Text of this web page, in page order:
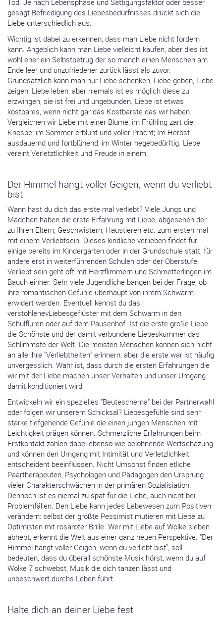
Tod. Je nach Lebensphase und Sättigungsfaktor oder besser
gesagt Befriedigung des Liebesbedürfnisses drückt sich die
Liebe unterschiedlich aus.
Wichtig ist dabei zu erkennen, dass man Liebe nicht fordern
kann. Angeblich kann man Liebe vielleicht kaufen, aber dies ist
wohl eher ein Selbstbetrug der so manch einen Menschen am
Ende leer und unzufriedener zurück lässt als zuvor.
Grundsätzlich kann man nur Liebe schenken, Liebe geben, Liebe
zeigen, Liebe leben, aber niemals ist es möglich diese zu
erzwingen, sie ist frei und ungebunden. Liebe ist etwas
kostbares, wenn nicht gar das Kostbarste das wir haben.
Vergleichen wir Liebe mit einer Blume: im Frühling zart die
Knospe; im Sommer erblüht und voller Pracht; Im Herbst
ausdauernd und fortblühend; im Winter hegebedürftig. Liebe
vereint Verletztlichkeit und Freude in einem.
Der Himmel hängt voller Geigen, wenn du verliebt
bist
Wann hast du dich das erste mal verliebt? Viele Jungs und
Mädchen haben die erste Erfahrung mit Liebe, abgesehen der
zu Ihren Eltern, Geschwistern, Haustieren etc. zum ersten mal
mit einem Verliebtsein. Dieses kindliche verlieben findet für
einige bereits im Kindergarten oder in der Grundschule statt, für
andere erst in weiterführenden Schulen oder der Oberstufe.
Verliebt sein geht oft mit Herzflimmern und Schmetterlingen im
Bauch einher. Sehr viele Jugendliche bangen bei der Frage, ob
ihre romantischen Gefühle überhaupt von ihrem Schwarm
erwidert werden. Eventuell kennst du das
verstohlenevLiebesgeflüster mit dem Schwarm in den
Schulfluren oder auf dem Pausenhof. Ist die erste große Liebe
die Schönste und der damit verbundene Liebeskummer das
Schlimmste der Welt. Die meisten Menschen können sich nicht
an alle ihre "Verliebtheiten" erinnern, aber die erste war ist häufig
unvergesslich. Wahr ist, dass durch die ersten Erfahrungen die
wir mit der Liebe machen unser Verhalten und unser Umgang
damit konditioniert wird.
Entwickeln wir ein spezielles "Beuteschema" bei der Partnerwahl
oder folgen wir unserem Schicksal? Liebesgefühle sind sehr
starke tiefgehende Gefühle die einen jungen Menschen mit
Leichtigkeit prägen können. Schmerzliche Erfahrungen beim
Erstkontakt zählen dabei ebenso wie belohnende Wertschäzung
und können den Umgang mit Intimität und Verletzlichkeit
entscheident beeinflussen. Nicht Umsonst finden etliche
Paartherapeuten, Psychologen und Pädagogen den Ursprung
vieler Charakterschwächen in der primären Sozialisiation.
Dennoch ist es niemal zu spät für die Liebe, auch nicht bei
Problemfällen. Den Liebe kann jedes Lebewesen zum Positiven
verändern: selbst der größte Pessimist mutieren mit Liebe zu
Optimisten mit rosaroter Brille. Wer mit Liebe auf Wolke sieben
abhebt, erkennt die Welt aus einer ganz neuen Perspektive. "Der
Himmel hängt voller Geigen, wenn du verliebt bist", soll
bedeuten, dass du überall schönste Musik hörst, wenn du auf
Wolke 7 schwebst, Musik die dich tanzen lässt und
unbeschwert durchs Leben führt.
Halte dich an deiner Liebe fest